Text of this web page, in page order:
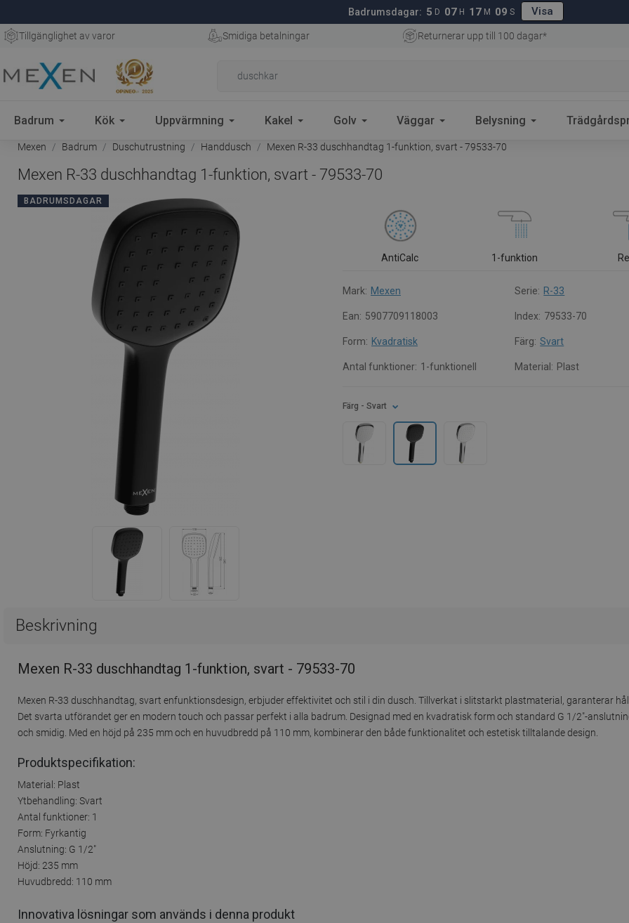
Badrumsdagar: 5 D 07 H 17 M 08 S Visa
Tillgänglighet av varor Smidiga betalningar Returnerar upp till 100 dagar*
Badrum Kök Uppvärmning Kakel Golv Väggar Belysning
Mexen Badrum Duschutrustning Handdusch Mexen R-33 duschhandtag 1-funktion, svart - 79533-70
Mexen R-33 duschhandtag 1-funktion, svart - 79533-70
BADRUMSDAGAR
AntiCalc 1-funktion
Mark: Mexen Serie: R-33
Ean: 5907709118003 Index: 79533-70
Form: Kvadratisk Färg: Svart
Antal funktioner: 1-funktionell Material: Plast
Färg - Svart
Beskrivning
Mexen R-33 duschhandtag 1-funktion, svart - 79533-70
Mexen R-33 duschhandtag, svart enfunktionsdesign, erbjuder effektivitet och stil i din dusch. Tillverkat i slitstarkt plastmaterial, garanterar
Det svarta utförandet ger en modern touch och passar perfekt i alla badrum. Designad med en kvadratisk form och standard G 1/2"-
och smidig. Med en höjd på 235 mm och en huvudbredd på 110 mm, kombinerar den både funktionalitet och estetisk tilltalande design.
Produktspecifikation:
Material: Plast
Ytbehandling: Svart
Antal funktioner: 1
Form: Fyrkantig
Anslutning: G 1/2"
Höjd: 235 mm
Huvudbredd: 110 mm
Innovativa lösningar som används i denna produkt